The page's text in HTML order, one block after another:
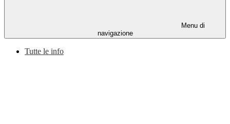
Menu di
navigazione
Tutte le info